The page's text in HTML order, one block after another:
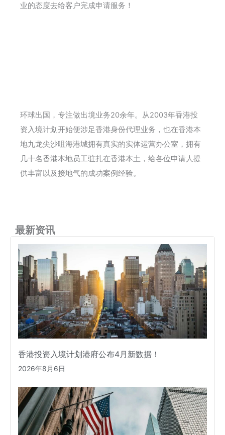
业的态度去给客户完成申请服务！
环球出国，专注做出境业务20余年。从2003年香港投
资入境计划开始便涉足香港身份代理业务，也在香港本
地九龙尖沙咀海港城拥有真实的实体运营办公室，拥有
几十名香港本地员工驻扎在香港本土，给各位申请人提
供丰富以及接地气的成功案例经验。
最新资讯
香港投资入境计划港府公布4月新数据！
2026年8月6日